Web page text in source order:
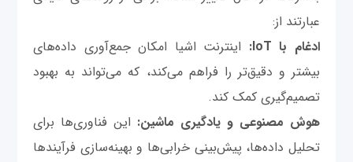
عبارتند از:
ادغام با IoT:
اینترنت اشیا امکان جمع‌آوری داده‌های
بیشتر و دقیق‌تر را فراهم می‌کند، که می‌تواند به بهبود
تصمیم‌گیری کمک کند.
هوش مصنوعی و یادگیری ماشین: این فناوری‌ها برای
تحلیل داده‌ها، پیش‌بینی خرابی‌ها و بهینه‌سازی فرآیندها